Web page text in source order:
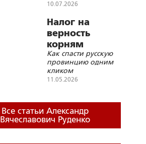
10.07.2026
Налог на
верность
корням
Как спасти русскую
провинцию одним
кликом
11.05.2026
Все статьи Александр
Вячеславович Руденко